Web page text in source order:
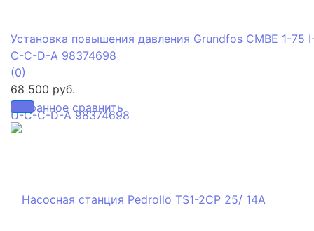
избранное сравнить
Установка повышения давления Grundfos CMBE 1-75
C-C-D-A 98374698
(0)
68 500 руб.